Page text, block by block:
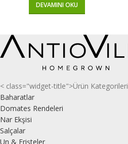
DEVAMINI OKU
< class="widget-title">Ürün Kategorileri
Baharatlar
Domates Rendeleri
Nar Ekşisi
Salçalar
Un & Erişteler